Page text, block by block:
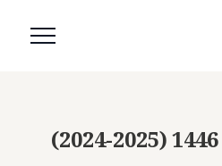
(2024-2025) 1446